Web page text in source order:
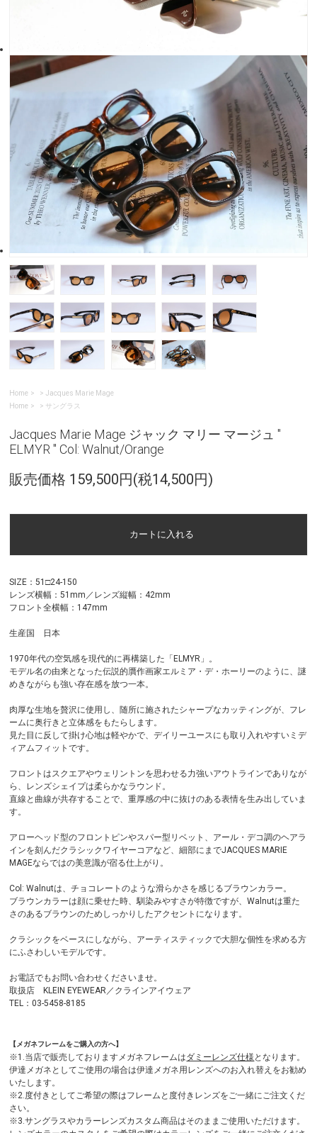
Home > Jacques Marie Mage
Home
> サングラス
Jacques Marie Mage ジャック マリー マージュ "
ELMYR " Col: Walnut/Orange
販売価格 159,500円(税14,500円)
SIZE：51□24-150
レンズ横幅：51mm／レンズ縦幅：42mm
フロント全横幅：147mm
生産国 日本
1970年代の空気感を現代的に再構築した「ELMYR」。
モデル名の由来となった伝説的贋作画家エルミア・デ・ホーリーのように、謎
めきながらも強い存在感を放つ一本。
肉厚な生地を贅沢に使用し、随所に施されたシャープなカッティングが、フレ
ームに奥行きと立体感をもたらします。
見た目に反して掛け心地は軽やかで、デイリーユースにも取り入れやすいミデ
ィアムフィットです。
フロントはスクエアやウェリントンを思わせる力強いアウトラインでありなが
ら、レンズシェイプは柔らかなラウンド。
直線と曲線が共存することで、重厚感の中に抜けのある表情を生み出していま
す。
アローヘッド型のフロントピンやスパー型リベット、アール・デコ調のヘアラ
インを刻んだクラシックワイヤーコアなど、細部にまでJACQUES MARIE
MAGEならではの美意識が宿る仕上がり。
Col: Walnutは、チョコレートのような滑らかさを感じるブラウンカラー。
ブラウンカラーは顔に乗せた時、馴染みやすさが特徴ですが、Walnutは重た
さのあるブラウンのためしっかりしたアクセントになります。
クラシックをベースにしながら、アーティスティックで大胆な個性を求める方
にふさわしいモデルです。
お電話でもお問い合わせくださいませ。
取扱店 KLEIN EYEWEAR／クラインアイウェア
TEL：03-5458-8185
【メガネフレームをご購入の方へ】
※1.当店で販売しておりますメガネフレームはダミーレンズ仕様 となります。
伊達メガネとしてご使用の場合は伊達メガネ用レンズへのお入れ替えをお勧め
いたします。
※2.度付きとしてご希望の際はフレームと度付きレンズをご一緒にご注文くだ
さい。
※3.サングラスやカラーレンズカスタム商品はそのままご使用いただけます。